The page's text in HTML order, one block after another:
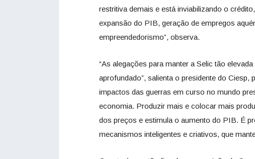
restritiva demais e está inviabilizando o
expansão do PIB, geração de empregos
empreendedorismo”, observa.
“As alegações para manter a Selic tão
aprofundado”, salienta o presidente do
impactos das guerras em curso no mundo
economia. Produzir mais e colocar mais
dos preços e estimula o aumento do PIB. É
mecanismos inteligentes e criativos, que